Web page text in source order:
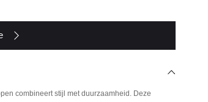
combineert stijl met duurzaamheid. Deze